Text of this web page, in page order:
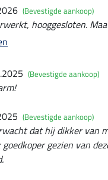
(Bevestigde aankoop)
hooggesloten.
(Bevestigde aankoop)
(Bevestigde aankoop)
dat hij dikker van
gezien van